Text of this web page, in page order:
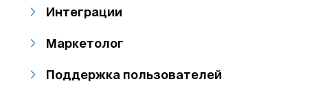
Интеграции
Маркетолог
Поддержка пользователей